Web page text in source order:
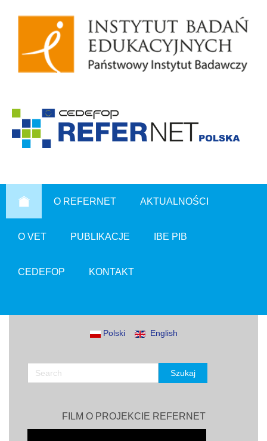
O REFERNET AKTUALNOŚCI
O VET PUBLIKACJE IBE PIB
CEDEFOP KONTAKT
Polski English
FILM O PROJEKCIE REFERNET